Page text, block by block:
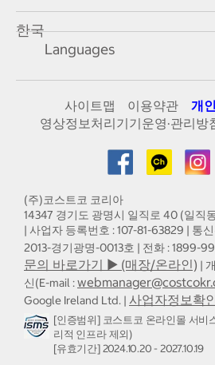
한국
Languages
사이트맵 이용약관
개
영상정보처리기기운영·관리방
(주)코스트코 코리아
14347 경기도 광명시 일직로 40 (일직
| 사업자 등록번호 : 107-81-63829 | 통
2013-경기광명-0013호 | 전화 : 1899-
문의 바로가기 ▶ (매장/온라인) |
신(E-mail :
Google Ireland Ltd. | 사업자정보확
[인증범위] 코스트코 온라인몰 서비
리적 인프라 제외)
[유효기간] 2024.10.20 - 2027.10.19